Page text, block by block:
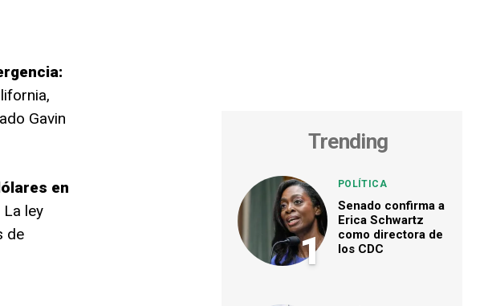
Gavin
en
La ley
de
Trending
1
POLÍTICA
Senado confirma a
Erica Schwartz
como directora de
los CDC